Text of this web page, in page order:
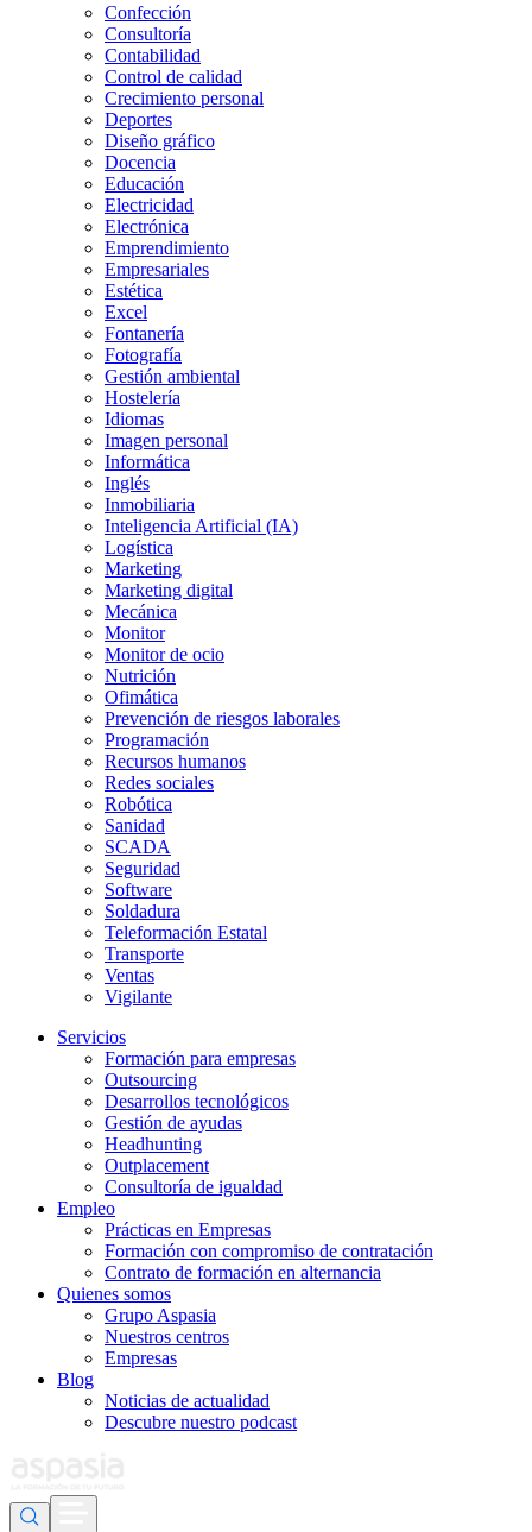
Confección
Consultoría
Contabilidad
Control de calidad
Crecimiento personal
Deportes
Diseño gráfico
Docencia
Educación
Electricidad
Electrónica
Emprendimiento
Empresariales
Estética
Excel
Fontanería
Fotografía
Gestión ambiental
Hostelería
Idiomas
Imagen personal
Informática
Inglés
Inmobiliaria
Inteligencia Artificial (IA)
Logística
Marketing
Marketing digital
Mecánica
Monitor
Monitor de ocio
Nutrición
Ofimática
Prevención de riesgos laborales
Programación
Recursos humanos
Redes sociales
Robótica
Sanidad
SCADA
Seguridad
Software
Soldadura
Teleformación Estatal
Transporte
Ventas
Vigilante
Servicios
Formación para empresas
Outsourcing
Desarrollos tecnológicos
Gestión de ayudas
Headhunting
Outplacement
Consultoría de igualdad
Empleo
Prácticas en Empresas
Formación con compromiso de contratación
Contrato de formación en alternancia
Quienes somos
Grupo Aspasia
Nuestros centros
Empresas
Blog
Noticias de actualidad
Descubre nuestro podcast